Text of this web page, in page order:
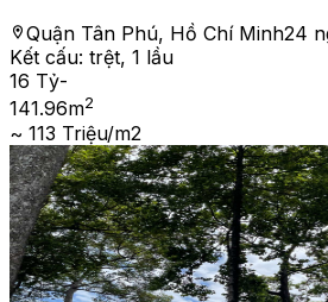
Quận Tân Phú, Hồ Chí Minh24
Kết cấu: trệt, 1 lầu
16 Tỷ-
141.96m2
~ 113 Triệu/m2